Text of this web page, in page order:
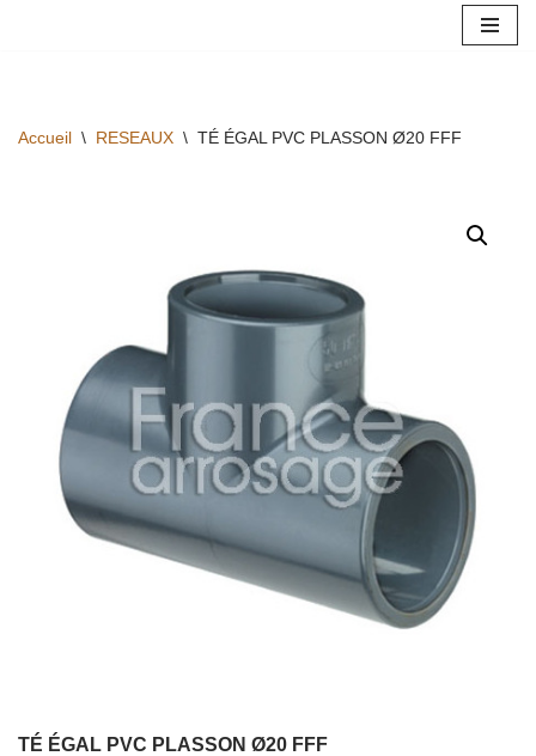
contenu
Accueil \ RESEAUX \ TÉ ÉGAL PVC PLASSON Ø20 FFF
TÉ ÉGAL PVC PLASSON Ø20 FFF